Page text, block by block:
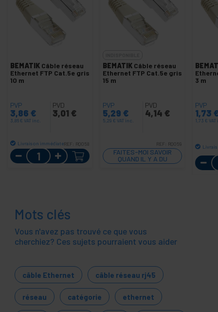
BEMATIK Câble réseau
Ethernet FTP Cat.5e gris
10 m
PVP
3,86 €
3,86 € VAT inc.
PVD
3,01 €
Livraison immédiateREF: RQ058
Quantité
BEMATIK Câble réseau
Ethernet FTP Cat.5e gris
15 m
PVP
5,29 €
5,29 € VAT inc.
PVD
4,14 €
REF: RQ059
FAITES-MOI SAVOIR
QUAND IL Y A DU
STOCK
3 m
PVP
1,73
1,73 €
Mots clés
Vous n'avez pas trouvé ce que vous
cherchiez? Ces sujets pourraient vous aider
câble Ethernet câble réseau rj45
réseau catégorie ethernet